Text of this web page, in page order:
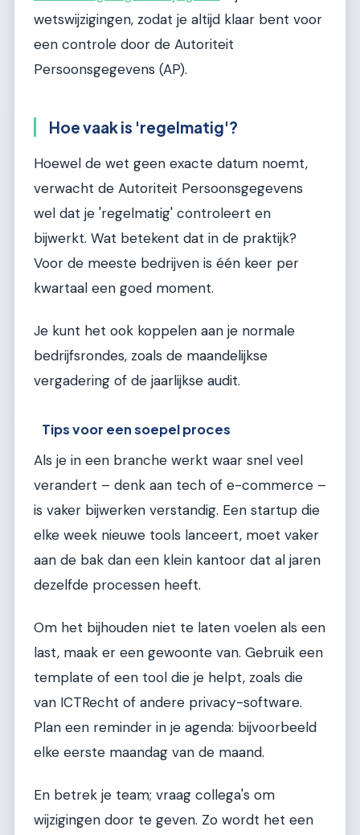
wetswijzigingen, zodat je altijd klaar bent voor
een controle door de Autoriteit
Persoonsgegevens (AP).
Hoe vaak is 'regelmatig'?
Hoewel de wet geen exacte datum noemt,
verwacht de Autoriteit Persoonsgegevens
wel dat je 'regelmatig' controleert en
bijwerkt. Wat betekent dat in de praktijk?
Voor de meeste bedrijven is één keer per
kwartaal een goed moment.
Je kunt het ook koppelen aan je normale
bedrijfsrondes, zoals de maandelijkse
vergadering of de jaarlijkse audit.
Tips voor een soepel proces
Als je in een branche werkt waar snel veel
verandert – denk aan tech of e-commerce –
is vaker bijwerken verstandig. Een startup die
elke week nieuwe tools lanceert, moet vaker
aan de bak dan een klein kantoor dat al jaren
dezelfde processen heeft.
Om het bijhouden niet te laten voelen als een
last, maak er een gewoonte van. Gebruik een
template of een tool die je helpt, zoals die
van ICTRecht of andere privacy-software.
Plan een reminder in je agenda: bijvoorbeeld
elke eerste maandag van de maand.
En betrek je team; vraag collega's om
wijzigingen door te geven. Zo wordt het een